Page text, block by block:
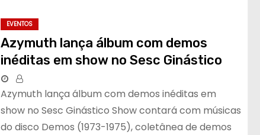
EVENTOS
Azymuth lança álbum com demos
inéditas em show no Sesc Ginástico
Azymuth lança álbum com demos inéditas em
show no Sesc Ginástico Show contará com músicas
do disco Demos (1973-1975), coletânea de demos